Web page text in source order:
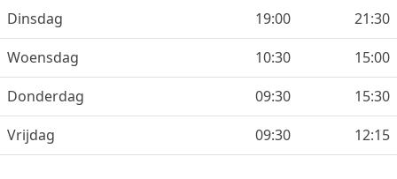
Dinsdag
19:00
21:30
Woensdag
10:30
15:00
Donderdag
09:30
15:30
Vrijdag
09:30 12:15